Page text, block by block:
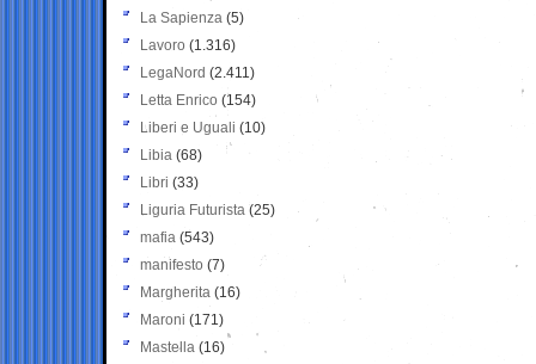
La Sapienza (5)
Lavoro (1.316)
LegaNord (2.411)
Letta Enrico (154)
Liberi e Uguali (10)
Libia (68)
Libri (33)
Liguria Futurista (25)
mafia (543)
manifesto (7)
Margherita (16)
Maroni (171)
Mastella (16)